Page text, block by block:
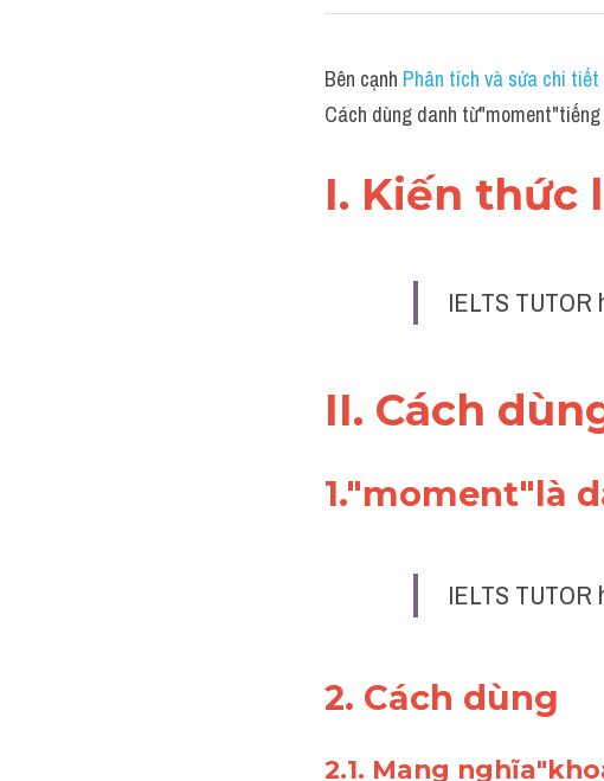
Bên cạnh Phân tích và sửa chi tiết
Cách dùng danh từ"moment"tiếng
I. Kiến thức
IELTS TUTOR
II. Cách
1."moment"là
IELTS TUTOR
2. Cách dùng
2.1. Mang